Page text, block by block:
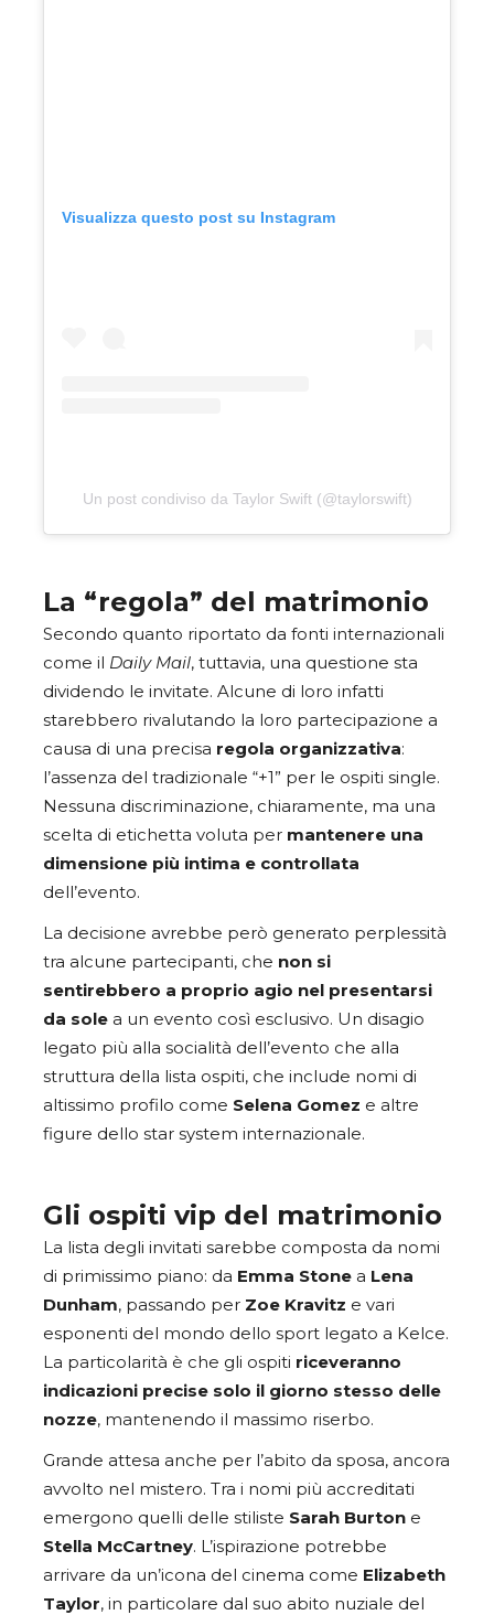
Visualizza questo post su Instagram
Un post condiviso da Taylor Swift (@taylorswift)
La “regola” del matrimonio
Secondo quanto riportato da fonti internazionali
come il Daily Mail, tuttavia, una questione sta
dividendo le invitate. Alcune di loro infatti
starebbero rivalutando la loro partecipazione a
causa di una precisa regola organizzativa:
l’assenza del tradizionale “+1” per le ospiti single.
Nessuna discriminazione, chiaramente, ma una
scelta di etichetta voluta per mantenere una
dimensione più intima e controllata
dell’evento.
La decisione avrebbe però generato perplessità
tra alcune partecipanti, che non si
sentirebbero a proprio agio nel presentarsi
da sole a un evento così esclusivo. Un disagio
legato più alla socialità dell’evento che alla
struttura della lista ospiti, che include nomi di
altissimo profilo come Selena Gomez e altre
figure dello star system internazionale.
Gli ospiti vip del matrimonio
La lista degli invitati sarebbe composta da nomi
di primissimo piano: da Emma Stone a Lena
Dunham, passando per Zoe Kravitz e vari
esponenti del mondo dello sport legato a Kelce.
La particolarità è che gli ospiti riceveranno
indicazioni precise solo il giorno stesso delle
nozze, mantenendo il massimo riserbo.
Grande attesa anche per l’abito da sposa, ancora
avvolto nel mistero. Tra i nomi più accreditati
emergono quelli delle stiliste Sarah Burton e
Stella McCartney. L’ispirazione potrebbe
arrivare da un’icona del cinema come Elizabeth
Taylor, in particolare dal suo abito nuziale del